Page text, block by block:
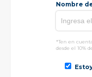
Nombre
*Ten en
desde el 10%